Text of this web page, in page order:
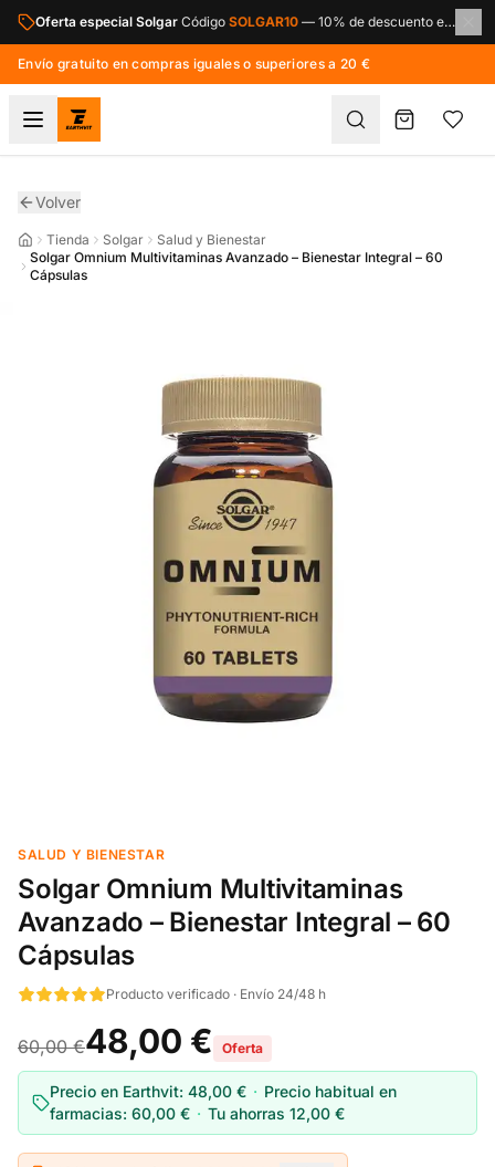
Saltar al contenido principal
Oferta especial Solgar Código SOLGAR10 — 10% de descuento en toda la marca Solgar.
Envío gratuito en compras iguales o superiores a 20 €
Volver
Tienda Solgar
Salud y Bienestar
Solgar Omnium Multivitaminas Avanzado – Bienestar Integral – 60
Cápsulas
SALUD Y BIENESTAR
Solgar Omnium Multivitaminas
Avanzado – Bienestar Integral – 60
Cápsulas
Producto verificado · Envío 24/48 h
60,00 €48,00 € Oferta
Precio en Earthvit: 48,00 € · Precio habitual en
farmacias: 60,00 € · Tu ahorras 12,00 €